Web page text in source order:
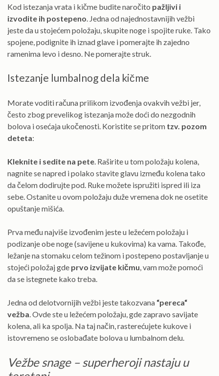
Kod istezanja vrata i kičme budite naročito pažljivi i
izvodite ih postepeno . Jedna od najednostavnijih vežbi
jeste da u stojećem položaju, skupite noge i spojite ruke. Tako
spojene, podignite ih iznad glave i pomerajte ih zajedno
ramenima levo i desno. Ne pomerajte struk.
Istezanje lumbalnog dela kičme
Morate voditi računa prilikom izvođenja ovakvih vežbi jer,
često zbog prevelikog istezanja može doći do nezgodnih
bolova i osećaja ukočenosti. Koristite se pritom tzv. pozom
deteta:
Kleknite i sedite na pete. Raširite u tom položaju kolena,
nagnite se napred i polako stavite glavu između kolena tako
da čelom dodirujte pod. Ruke možete ispružiti ispred ili iza
sebe. Ostanite u ovom položaju duže vremena dok ne osetite
opuštanje mišića.
Prva među najviše izvođenim jeste u ležećem položaju i
podizanje obe noge (savijene u kukovima) ka vama. Takođe,
ležanje na stomaku celom težinom i postepeno postavljanje u
stojeći položaj gde prvo izvijate kičmu, vam može pomoći
da se istegnete kako treba.
Jedna od delotvornijih vežbi jeste takozvana “pereca“
vežba. Ovde ste u ležećem položaju, gde zapravo savijate
kolena, ali ka spolja. Na taj način, rasterećujete kukove i
istovremeno se oslobađate bolova u lumbalnom delu.
Vežbe snage – superheroji nastaju u